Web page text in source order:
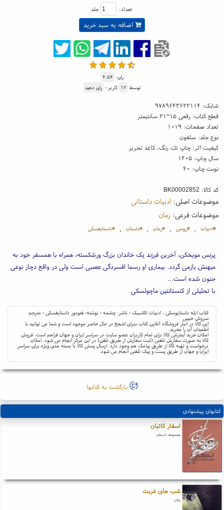
تعداد: جلد
اضافه به سبد خرید
رای: ۴.۵۴
توسط ۱۳ کاربر - رای دهید
شابک: ۹۷۸۹۶۴۳۶۲۲۱۱۴
قطع کتاب: رقعی ۱۵*۲۱ سانتیمتر
تعداد صفحات: ۱۰۱۹
نوع جلد: سلفون
کیفیت اثر: چاپ تك رنگ، کاغذ تحریر
سال چاپ: ۱۴۰۵
نوبت چاپ: ۴۰
کد کالا: BK00002852
موضوعات اصلی:ادبیات داستانی
موضوعات فرعی: رمان
#ادبیات ، #روسی ، #رمان ، #داستان ، #داستایفسکی
پرنس مویخکن، آخرین فرزند یک خاندان بزرگ ورشکسته، همراه با همسفر خود به
میهنش بازمی گردد. بیماری او رسما افسردگی عصبی است ولی در واقع دچار نوعی
جنون شده است...
با تحلیلی از کنستانتین ماچولسکی
کتاب ابله داستایوسکی ، ادبیات کلاسیک ؛ ناشر: چشمه ؛ نوشته: فئودور داستایفسکی ؛ مترجم:
سروش حبیبی
این کالا در انبار فروشگاه آنلاین کتاب سرای اشجع در حال حاضر موجود است و شما می توانید با
اطمینان آن را بخرید.
امکان خرید اینترنتی کالا برای تمام کاربران عضو سایت در سراسر ایران و جهان فراهم است. فروش
کالا به صورت سفارش تلفنی (ثبت سفارش از طریق تلفن) در این مرکز انجام می شود. امکان
درخواست و تهیه کالا از طریق پیامک هم وجود دارد. ارسال پستی کالا با بسته بندی ویژه برای سراسر
ایران و جهان از طریق پست و پیک تلفنی انجام می شود.
بازگشت به کتابها
کتابهای پیشنهادی
اسفار کاتبان
مجموعه داستان
شب های غربت
رمان